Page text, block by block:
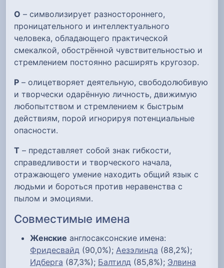
О – символизирует разностороннего,
проницательного и интеллектуального
человека, обладающего практической
смекалкой, обострённой чувствительностью и
стремлением постоянно расширять кругозор.
Р – олицетворяет деятельную, свободолюбивую
и творчески одарённую личность, движимую
любопытством и стремлением к быстрым
действиям, порой игнорируя потенциальные
опасности.
Т – представляет собой знак гибкости,
справедливости и творческого начала,
отражающего умение находить общий язык с
людьми и бороться против неравенства с
пылом и эмоциями.
Совместимые имена
Женские англосаксонские имена:
Фридесвайд (90,0%); Аезэлинда (88,2%);
Идберга (87,3%); Балтилд (85,8%); Элвина